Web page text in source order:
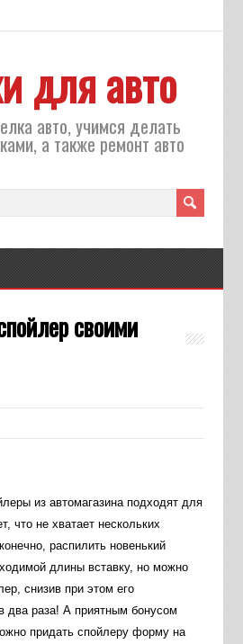
для авто
авто, учимся делать
а также ремонт авто
своими
из автомагазина подходят для
что не хватает нескольких
распилить новенький
длины вставку, но можно
снизив при этом его
два раза! А приятным бонусом
придать спойлеру форму на